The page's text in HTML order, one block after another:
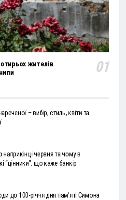
жителів
– вибір, стиль, квіти та
червня та чому в
“цінники”: що каже банкір
до 100-річчя дня пам’яті Симона